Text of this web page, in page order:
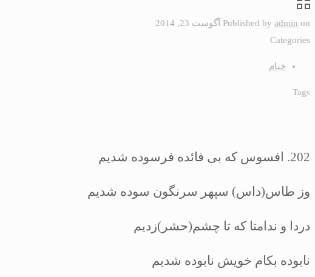
Published by admin on
آگوست 23, 2014
Categories
خیام
Tags
202. افسوس كه بى ‏فائده فرسوده شديم
وز طاس(داس) سپهر سرنگون سوده شديم
دردا و ندامتا كه تا چشم(حشر)زديم
نابوده بكام خويش نابوده شديم